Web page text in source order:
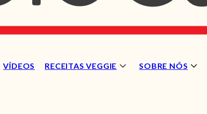
VÍDEOS RECEITAS VEGGIE SOBRE NÓS